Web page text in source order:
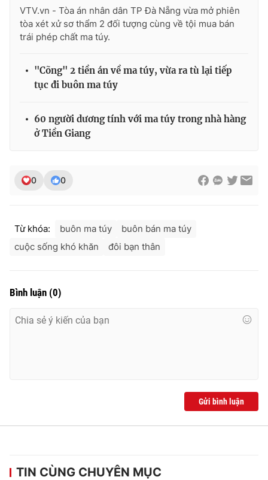
Ðiện thoại Thời báo VTV:024.66 897 897
Email: toasoan@vtv.vn
Liên hệ quảng cáo:024-7300.7108
thông tin từ website này.
VTV.vn - Tòa án nhân dân TP Đà Nẵng vừa mở phiên
tòa xét xử sơ thẩm 2 đối tượng cùng về tội mua bán
trái phép chất ma túy.
"Cõng" 2 tiền án về ma túy, vừa ra tù lại tiếp
tục đi buôn ma túy
60 người dương tính với ma túy trong nhà hàng
ở Tiền Giang
0 0
Từ khóa: buôn ma túy
buôn bán ma túy
cuộc sống khó khăn
đôi bạn thân
Bình luận (0)
Gửi bình luận
TIN CÙNG CHUYÊN MỤC